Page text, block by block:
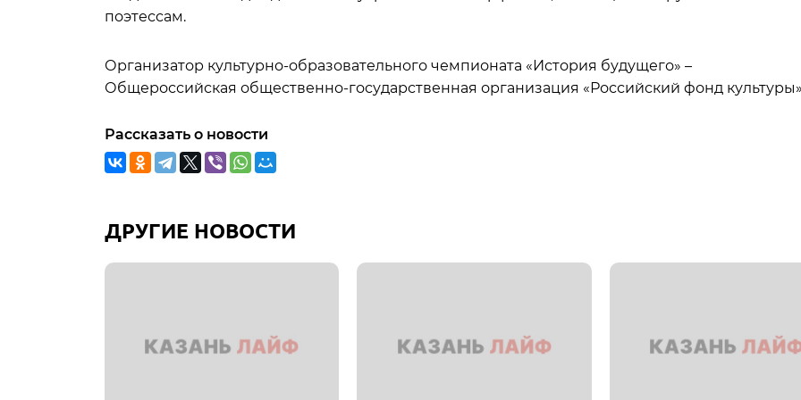
поэтессам.
Организатор культурно-образовательного чемпионата «История будущего» –
Общероссийская общественно-государственная организация «Российский фонд
Рассказать о новости
ДРУГИЕ НОВОСТИ